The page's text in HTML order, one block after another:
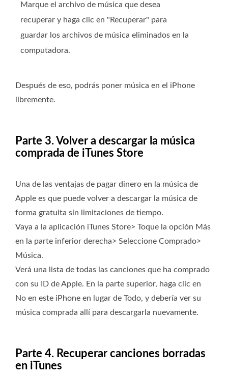
Marque el archivo de música que desea
recuperar y haga clic en "Recuperar" para
guardar los archivos de música eliminados en la
computadora.
Después de eso, podrás poner música en el iPhone
libremente.
Parte 3. Volver a descargar la música
comprada de iTunes Store
Una de las ventajas de pagar dinero en la música de
Apple es que puede volver a descargar la música de
forma gratuita sin limitaciones de tiempo.
Vaya a la aplicación iTunes Store> Toque la opción Más
en la parte inferior derecha> Seleccione Comprado>
Música.
Verá una lista de todas las canciones que ha comprado
con su ID de Apple. En la parte superior, haga clic en
No en este iPhone en lugar de Todo, y debería ver su
música comprada allí para descargarla nuevamente.
Parte 4. Recuperar canciones borradas
en iTunes